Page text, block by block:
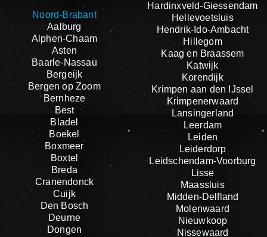
Noord-Brabant
Aalburg
Alphen-Chaam
Asten
Baarle-Nassau
Bergeijk
Bergen op Zoom
Bernheze
Best
Bladel
Boekel
Boxmeer
Boxtel
Breda
Cranendonck
Cuijk
Den Bosch
Deurne
Dongen
Hardinxveld-Giessendam
Hellevoetsluis
Hendrik-Ido-Ambacht
Hillegom
Kaag en Braassem
Katwijk
Korendijk
Krimpen aan den IJssel
Krimpenerwaard
Lansingerland
Leerdam
Leiden
Leiderdorp
Leidschendam-Voorburg
Lisse
Maassluis
Midden-Delfland
Molenwaard
Nieuwkoop
Nissewaard